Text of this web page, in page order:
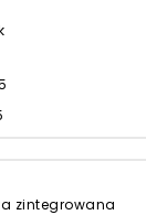
zintegrowana